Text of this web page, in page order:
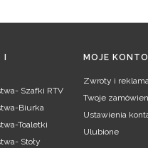
Szafki RTV
Biurka
Toaletki
Stoły
MOJE KONTO
Zwroty i
Twoje
Ustawienia
Ulubione